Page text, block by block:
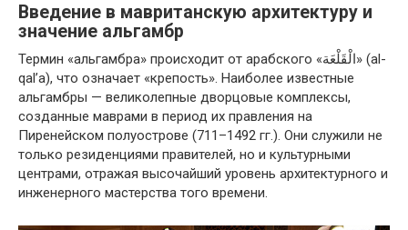
Введение в мавританскую архитектуру и
значение альгамбр
Термин «альгамбра» происходит от арабского «الْقَلْعَة» (al-
qal’a), что означает «крепость». Наиболее известные
альгамбры — великолепные дворцовые комплексы,
созданные маврами в период их правления на
Пиренейском полуострове (711–1492 гг.). Они служили не
только резиденциями правителей, но и культурными
центрами, отражая высочайший уровень архитектурного и
инженерного мастерства того времени.